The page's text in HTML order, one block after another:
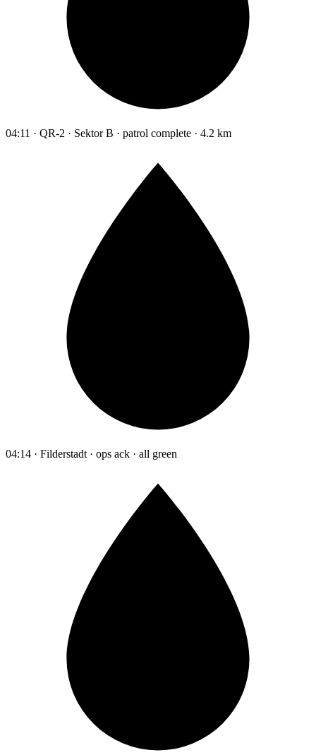
04:11 · QR-2 · Sektor B · patrol complete · 4.2 km
04:14 · Filderstadt · ops ack · all green